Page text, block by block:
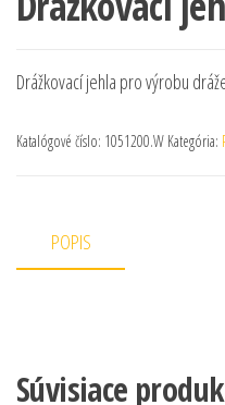
Drážkovací jehla pro výrobu
Katalógové číslo: 1051200.W Kategória:
POPIS
Súvisiace